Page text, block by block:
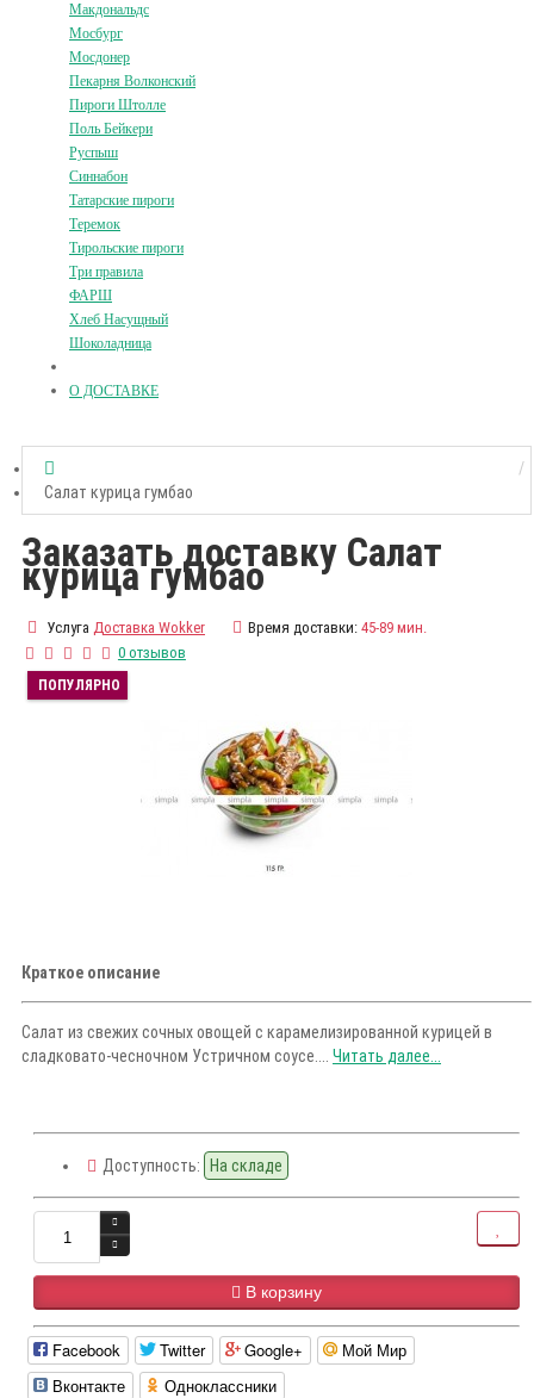
Макдональдс
Мосбург
Мосдонер
Пекарня Волконский
Пироги Штолле
Поль Бейкери
Руспыш
Синнабон
Татарские пироги
Теремок
Тирольские пироги
Три правила
ФАРШ
Хлеб Насущный
Шоколадница
О ДОСТАВКЕ
Салат курица гумбао
Заказать доставку Салат
курица гумбао
Услуга Доставка Wokker Время доставки: 45-89 мин.
0 отзывов
ПОПУЛЯРНО
Краткое описание
Салат из свежих сочных овощей с карамелизированной курицей в
сладковато-чесночном Устричном соусе.... Читать далее...
Доступность: На складе
В корзину
Facebook Twitter Google+
Мой Мир
Вконтакте
Одноклассники